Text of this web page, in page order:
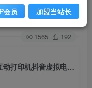
关注
1565 192
（6841期）外面收费108的听云直播互动打印机抖音虚拟电子打印头像语音播报祝福语软件
会员 加盟当站长